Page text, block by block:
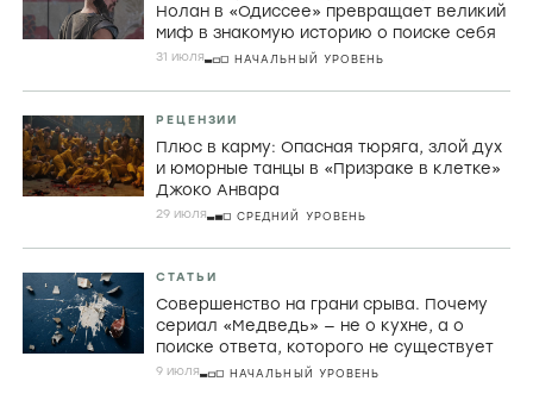
Нолан в «Одиссее» превращает великий
миф в знакомую историю о поиске себя
31 июля НАЧАЛЬНЫЙ УРОВЕНЬ
РЕЦЕНЗИИ
Плюс в карму: Опасная тюряга, злой дух
и юморные танцы в «Призраке в клетке»
Джоко Анвара
29 июля СРЕДНИЙ УРОВЕНЬ
СТАТЬИ
Совершенство на грани срыва. Почему
сериал «Медведь» — не о кухне, а о
поиске ответа, которого не существует
9 июля НАЧАЛЬНЫЙ УРОВЕНЬ